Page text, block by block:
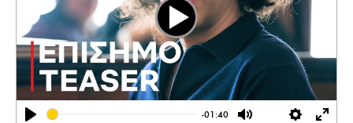
-01:40
Play